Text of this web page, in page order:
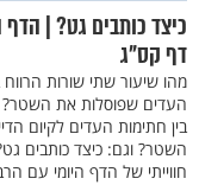
כיצד כותבים גט? |
דף קס"ג
מהו שיעור שתי שורות
העדים שפוסלות את השטר?
בין חתימות העדים לקיום
השטר? וגם: כיצד כותבים
חווייתי של הדף היומי עם